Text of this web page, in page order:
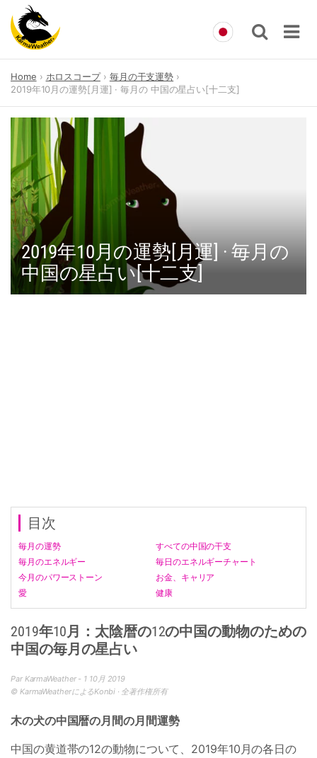
content
Home ホロスコープ
毎月の干支運勢
2019年10月の運勢[月運] · 毎月の 中国の星占い[十二支]
2019年10月の運勢[月運] · 毎月の
中国の星占い[十二支]
目次
毎月の運勢
すべての中国の干支
毎月のエネルギー
毎日のエネルギーチャート
今月のパワーストーン
お金、キャリア
愛
健康
2019年10月：太陰暦の12の中国の動物のための
中国の毎月の星占い
Par KarmaWeather - 1 10月 2019
© KarmaWeatherによるKonbi · 全著作権所有
木の犬の中国暦の月間の月間運勢
中国の黄道帯の12の動物について、2019年10月の各日の